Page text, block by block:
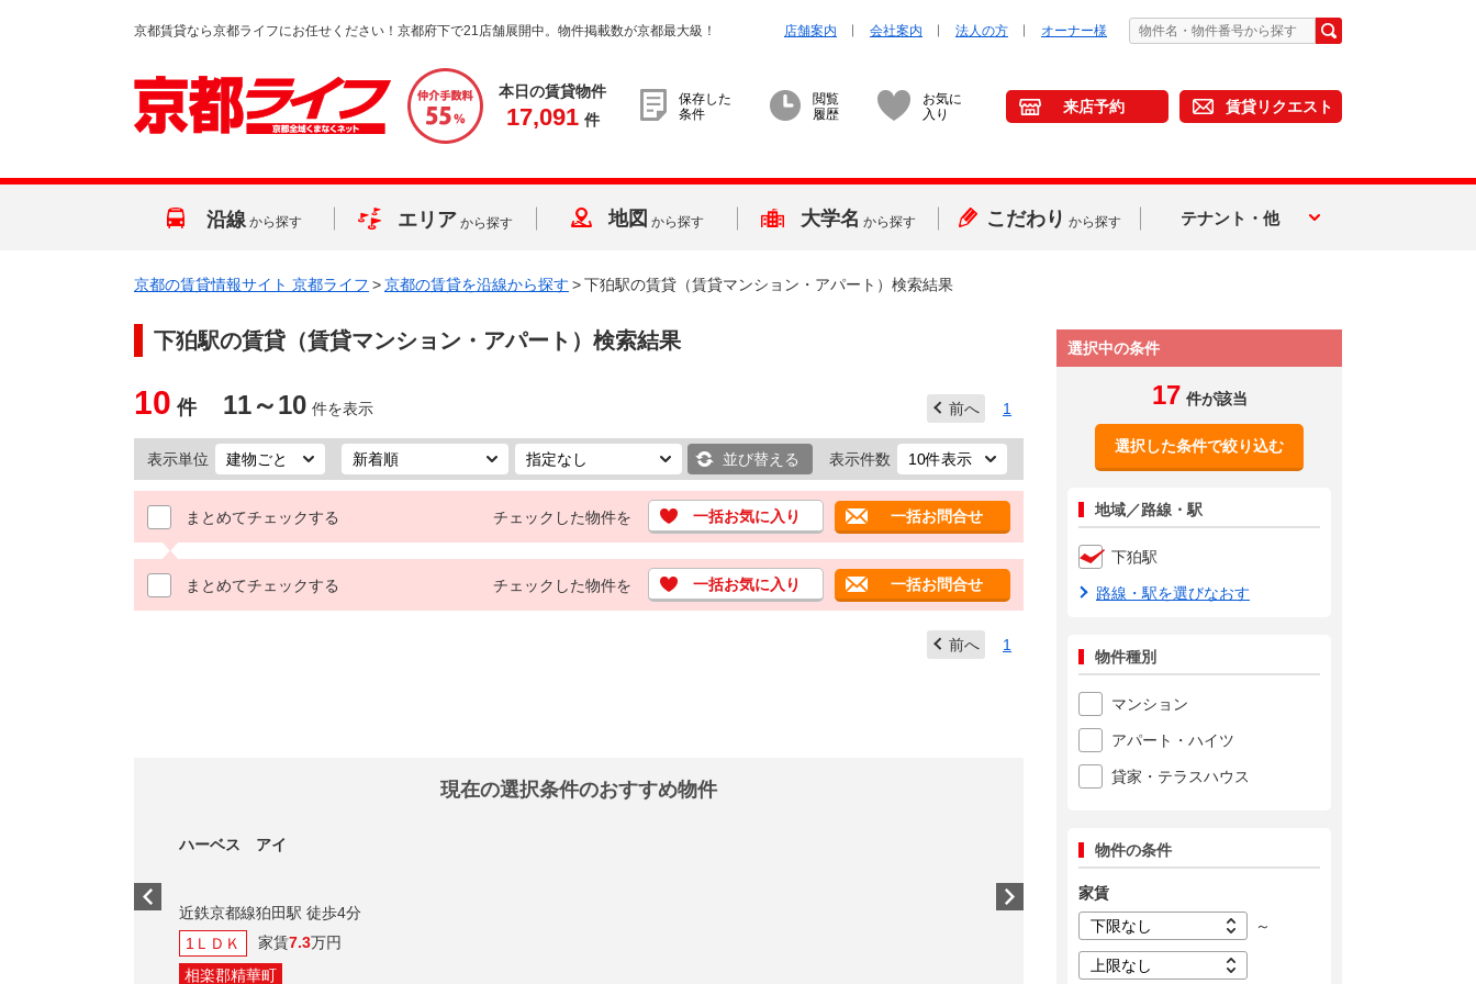
京都賃貸なら京都ライフにお任せください！京都府下で21店舗展開中。物件掲載数が京都最大級！ 店舗案内 会社案内 法人の方 オーナー様
本日の賃貸物件
17,091 件
保存した
条件
閲覧
履歴
お気に
入り
来店予約 賃貸リクエスト
沿線 から探す エリア から探す 地図 から探す 大学名 から探す こだわり から探す テナント・他
京都の賃貸情報サイト 京都ライフ >京都の賃貸を沿線から探す >下狛駅の賃貸（賃貸マンション・アパート）検索結果
下狛駅の賃貸（賃貸マンション・アパート）検索結果
10 件 11～10 件を表示 前へ 1
表示単位 並び替える 表示件数
まとめてチェックする チェックした物件を 一括お気に入り 一括お問合せ
まとめてチェックする チェックした物件を 一括お気に入り 一括お問合せ
前へ 1
現在の選択条件のおすすめ物件
選択中の条件
17 件が該当
選択した条件で絞り込む
地域／路線・駅
下狛駅
路線・駅を選びなおす
物件種別
マンション
アパート・ハイツ
貸家・テラスハウス
物件の条件
家賃
～